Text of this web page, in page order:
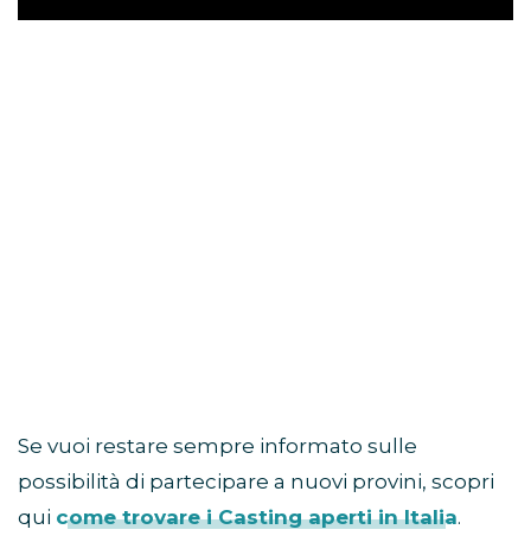
Se vuoi restare sempre informato sulle
possibilità di partecipare a nuovi provini, scopri
qui come trovare i Casting aperti in Italia.